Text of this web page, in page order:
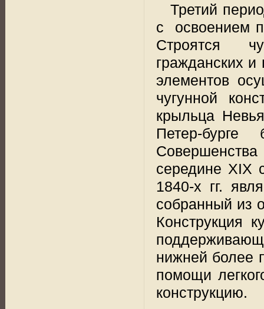
Третий
с
освоением
Строятся
гражданских
элементов
чугунной
крыльца
Петер-
Совершенства
середине XIX
1840-х гг.
собранный из
Конструкция
нижней более
помощи
конструкцию.